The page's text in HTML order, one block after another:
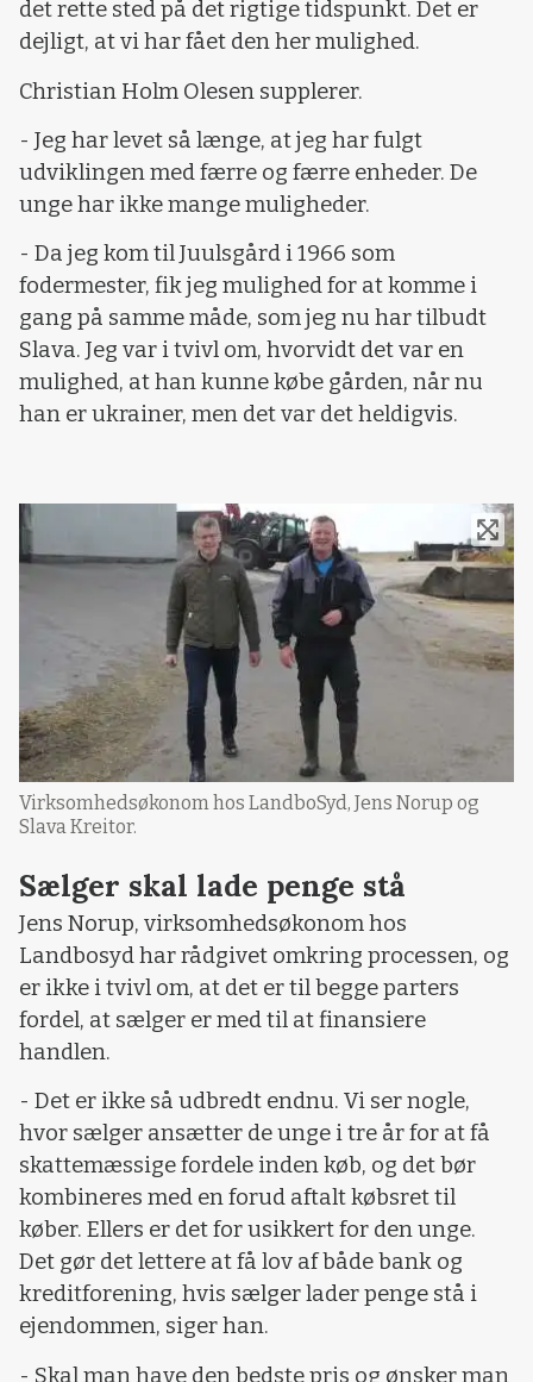
det rette sted på det rigtige tidspunkt. Det er
dejligt, at vi har fået den her mulighed.
Christian Holm Olesen supplerer.
- Jeg har levet så længe, at jeg har fulgt
udviklingen med færre og færre enheder. De
unge har ikke mange muligheder.
- Da jeg kom til Juulsgård i 1966 som
fodermester, fik jeg mulighed for at komme i
gang på samme måde, som jeg nu har tilbudt
Slava. Jeg var i tvivl om, hvorvidt det var en
mulighed, at han kunne købe gården, når nu
han er ukrainer, men det var det heldigvis.
Virksomhedsøkonom hos LandboSyd, Jens Norup og
Slava Kreitor.
Sælger skal lade penge stå
Jens Norup, virksomhedsøkonom hos
Landbosyd har rådgivet omkring processen, og
er ikke i tvivl om, at det er til begge parters
fordel, at sælger er med til at finansiere
handlen.
- Det er ikke så udbredt endnu. Vi ser nogle,
hvor sælger ansætter de unge i tre år for at få
skattemæssige fordele inden køb, og det bør
kombineres med en forud aftalt købsret til
køber. Ellers er det for usikkert for den unge.
Det gør det lettere at få lov af både bank og
kreditforening, hvis sælger lader penge stå i
ejendommen, siger han.
- Skal man have den bedste pris og ønsker man